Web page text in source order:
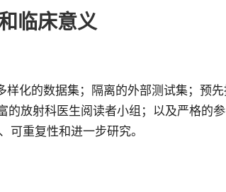
临床意义
化的数据集；隔离的外部测试集；预
的放射科医生阅读者小组；以及严格的
重复性和进一步研究。